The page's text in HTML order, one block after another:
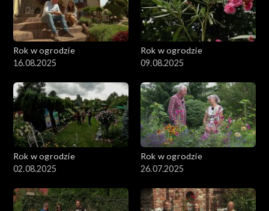
Rok w ogrodzie
16.08.2025
Rok w ogrodzie
09.08.2025
Rok w ogrodzie
02.08.2025
Rok w ogrodzie
26.07.2025